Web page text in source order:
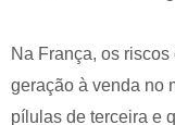
Na França, os
geração à venda no
pílulas de terceira e